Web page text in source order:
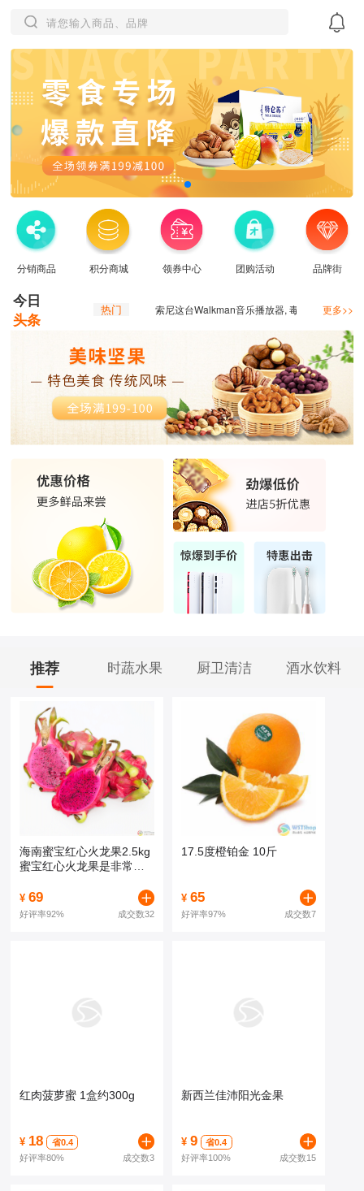
分销商品 积分商城 领券中心 团购活动 品牌街
今日
头条
热门 索尼这台Walkman音乐播放器, 毒到我了更多>>
推荐 时蔬水果 厨卫清洁 酒水饮料
海南蜜宝红心火龙果2.5kg
蜜宝红心火龙果是非常受
¥69
好评率92% 成交数32
17.5度橙铂金 10斤
¥ 65
好评率97% 成交数7
红肉菠萝蜜 1盒约300g
¥ 18
省0.4
好评率80% 成交数3
新西兰佳沛阳光金果
¥ 9
省0.4
好评率100% 成交数15